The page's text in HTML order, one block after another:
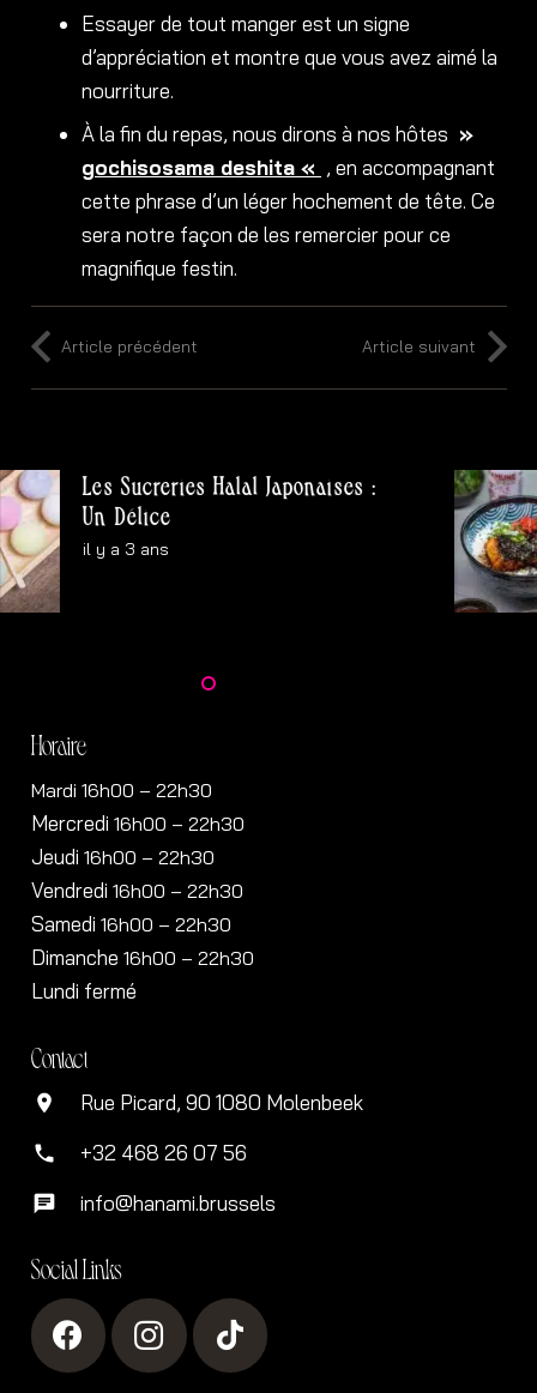
Essayer de tout manger est un signe
d’appréciation et montre que vous avez aimé la
nourriture.
À la fin du repas, nous dirons à nos hôtes »
gochisosama deshita « , en accompagnant
cette phrase d’un léger hochement de tête. Ce
sera notre façon de les remercier pour ce
magnifique festin.
Article précédent Article suivant
Sucreries Halal Japonaises :
3 ans
il y
Horaire
Mardi 16h00 – 22h30
Mercredi 16h00 – 22h30
Jeudi 16h00 – 22h30
Vendredi 16h00 – 22h30
Samedi 16h00 – 22h30
Dimanche 16h00 – 22h30
Lundi fermé
Contact
location_on Rue Picard, 90 1080 Molenbeek
phone +32 468 26 07 56
chat info@hanami.brussels
Social Links